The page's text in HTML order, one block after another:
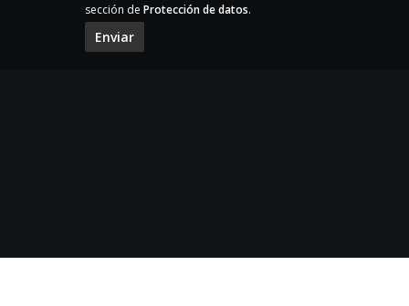
sección deProtección de datos.
Enviar